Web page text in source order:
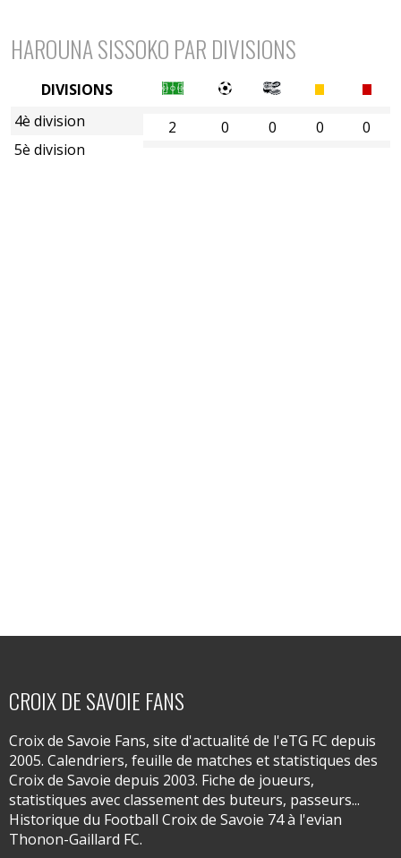
HAROUNA SISSOKO PAR DIVISIONS
2 0 0 0 0
DIVISIONS
4è division
5è division
CROIX DE SAVOIE FANS
Croix de Savoie Fans, site d'actualité de l'eTG FC depuis
2005. Calendriers, feuille de matches et statistiques des
Croix de Savoie depuis 2003. Fiche de joueurs,
statistiques avec classement des buteurs, passeurs...
Historique du Football Croix de Savoie 74 à l'evian
Thonon-Gaillard FC.